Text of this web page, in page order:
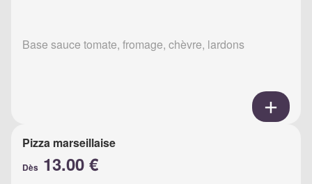
Base sauce tomate, fromage, chèvre, lardons
Pizza marseillaise
Dès 13.00 €